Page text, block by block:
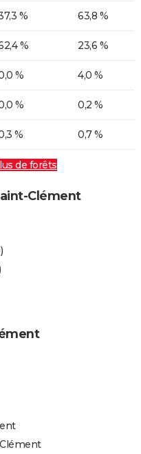
% 63,8 %
% 23,6 %
% 4,0 %
% 0,2 %
% 0,7 %
de forêts
Clément